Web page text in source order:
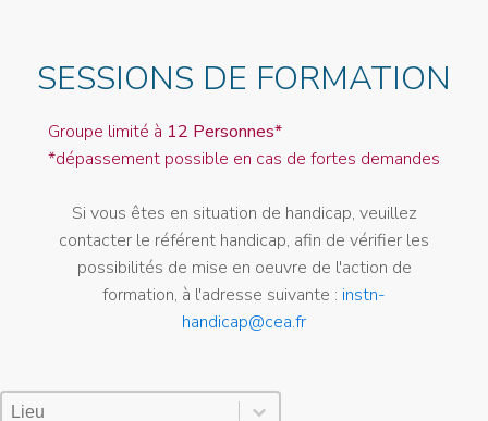
SESSIONS DE FORMATION
Groupe limité à 12 Personnes*
*dépassement possible en cas de fortes demandes
Si vous êtes en situation de handicap, veuillez
contacter le référent handicap, afin de vérifier les
possibilités de mise en oeuvre de l'action de
formation, à l'adresse suivante : instn-
handicap@cea.fr
Lieu Session
Sélectionnez le contenu
Sélectionnez le contenu